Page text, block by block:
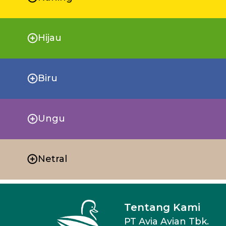
Hijau
Biru
Ungu
Netral
Tentang Kami
PT Avia Avian Tbk.